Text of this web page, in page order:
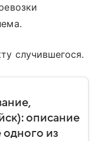
случившегося.
описание
одного из